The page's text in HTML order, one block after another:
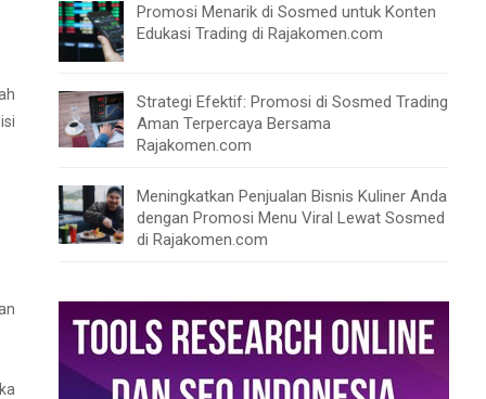
Promosi Menarik di Sosmed untuk Konten
Edukasi Trading di Rajakomen.com
Strategi Efektif: Promosi di Sosmed Trading
Aman Terpercaya Bersama
Rajakomen.com
Meningkatkan Penjualan Bisnis Kuliner Anda
dengan Promosi Menu Viral Lewat Sosmed
di Rajakomen.com